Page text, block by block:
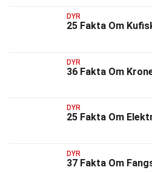
DYR
25 Fakta Om
DYR
36 Fakta Om
DYR
25 Fakta Om
DYR
37 Fakta Om